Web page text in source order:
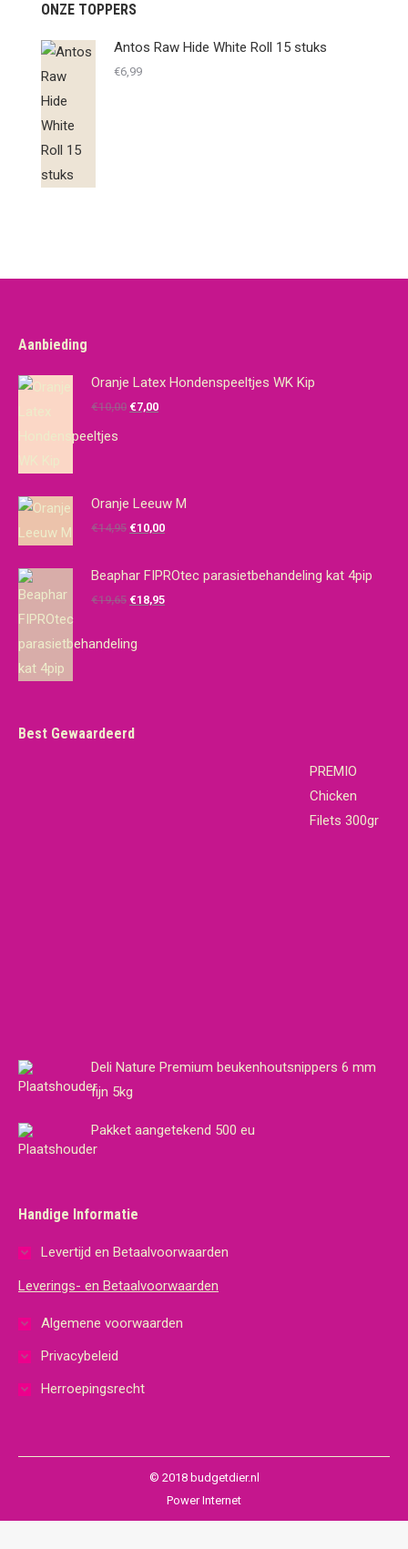
ONZE TOPPERS
Antos Raw Hide White Roll 15 stuks
€6,99
Aanbieding
Oranje Latex Hondenspeeltjes WK Kip
€10,00 Oorspronkelijke
€7,00Huidige
Oranje Leeuw M
€14,95 Oorspronkelijke
was:
€14,95.
€10,00Huidige
is:
€10,00.
Beaphar FIPROtec parasietbehandeling kat 4pip
€19,65 Oorspronkelijke
was:
€18,95Huidige
Best Gewaardeerd
PREMIO
Chicken
Filets 300gr
Deli Nature Premium beukenhoutsnippers 6 mm
fijn 5kg
Pakket aangetekend 500 eu
Handige Informatie
Levertijd en Betaalvoorwaarden
Leverings- en Betaalvoorwaarden
Algemene voorwaarden
Privacybeleid
Herroepingsrecht
© 2018 budgetdier.nl
Power Internet